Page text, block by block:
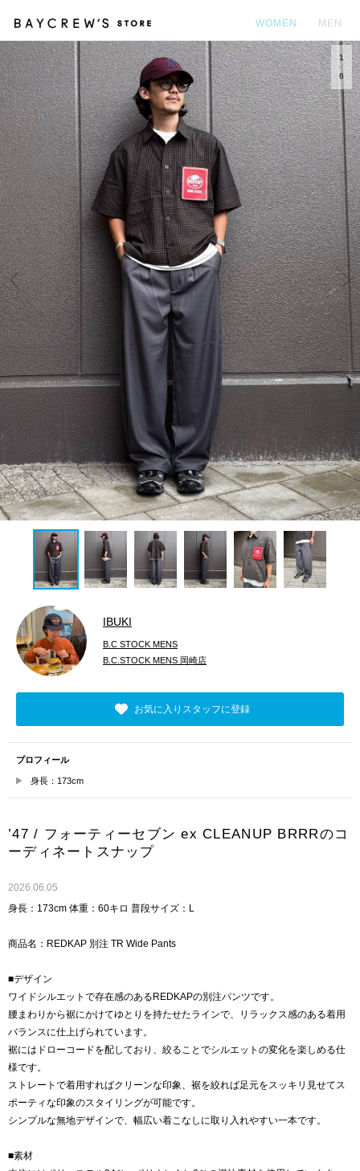
WOMEN MEN
Prev
1
6
IBUKI
B.C STOCK MENS
B.C.STOCK MENS 岡崎店
お気に入りスタッフに登録
プロフィール
身長：173cm
’47 / フォーティーセブン ex CLEANUP BRRRのコ
ーディネートスナップ
2026.06.05
身長：173cm 体重：60キロ 普段サイズ：L
商品名：REDKAP 別注 TR Wide Pants
■デザイン
ワイドシルエットで存在感のあるREDKAPの別注パンツです。
腰まわりから裾にかけてゆとりを持たせたラインで、リラックス感のある着用
バランスに仕上げられています。
裾にはドローコードを配しており、絞ることでシルエットの変化を楽しめる仕
様です。
ストレートで着用すればクリーンな印象、裾を絞れば足元をスッキリ見せてス
ポーティな印象のスタイリングが可能です。
シンプルな無地デザインで、幅広い着こなしに取り入れやすい一本です。
■素材